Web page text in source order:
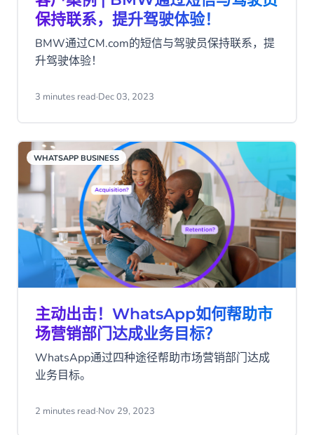
保持联系，提升驾驶体验！
BMW通过CM.com的短信与驾驶员保持联系，提
升驾驶体验！
3 minutes read·Dec 03, 2023
WHATSAPP BUSINESS
主动出击！WhatsApp如何帮助市
场营销部门达成业务目标？
WhatsApp通过四种途径帮助市场营销部门达成
业务目标。
2 minutes read·Nov 29, 2023